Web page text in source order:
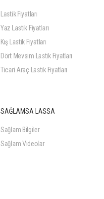
Lastik Fiyatları
Yaz Lastik Fiyatları
Kış Lastik Fiyatları
Dört Mevsim Lastik Fiyatları
Ticari Araç Lastik Fiyatları
SAĞLAMSA LASSA
Sağlam Bilgiler
Sağlam Videolar